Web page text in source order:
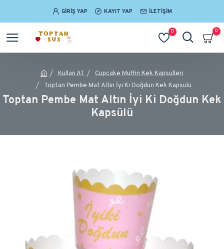
GIRIŞ YAP KAYIT YAP İLETIŞIM
0 0
Kullan At
Cupcake Muffin Kek Kapsülleri
Toptan Pembe Mat Altın İyi Ki Doğdun Kek Kapsülü
Toptan Pembe Mat Altın İyi Ki Doğdun Kek
Kapsülü